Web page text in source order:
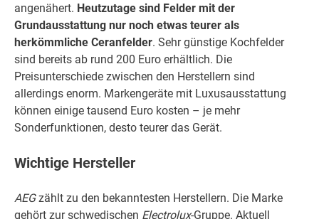
angenähert. Heutzutage sind Felder mit der
Grundausstattung nur noch etwas teurer als
herkömmliche Ceranfelder. Sehr günstige Kochfelder
sind bereits ab rund 200 Euro erhältlich. Die
Preisunterschiede zwischen den Herstellern sind
allerdings enorm. Markengeräte mit Luxusausstattung
können einige tausend Euro kosten – je mehr
Sonderfunktionen, desto teurer das Gerät.
Wichtige Hersteller
AEGzählt zu den bekanntesten Herstellern. Die Marke
gehört zur schwedischen Electrolux-Gruppe. Aktuell